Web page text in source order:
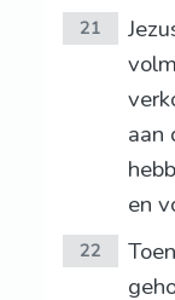
21
aan
en
22